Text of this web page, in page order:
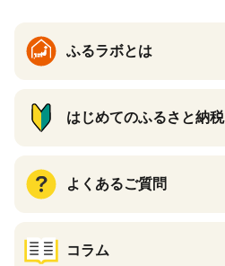
ふるラボとは
はじめてのふるさと納税
よくあるご質問
コラム